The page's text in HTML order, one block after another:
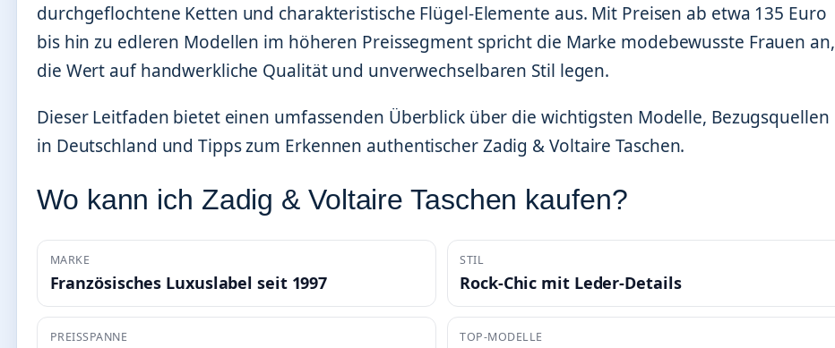
durchgeflochtene Ketten und charakteristische Flügel-Elemente aus. Mit Preisen ab etwa 135 Euro
bis hin zu edleren Modellen im höheren Preissegment spricht die Marke modebewusste Frauen an,
die Wert auf handwerkliche Qualität und unverwechselbaren Stil legen.
Dieser Leitfaden bietet einen umfassenden Überblick über die wichtigsten Modelle, Bezugsquellen
in Deutschland und Tipps zum Erkennen authentischer Zadig & Voltaire Taschen.
Wo kann ich Zadig & Voltaire Taschen kaufen?
MARKE
Französisches Luxuslabel seit 1997
STIL
Rock-Chic mit Leder-Details
PREISSPANNE TOP-MODELLE